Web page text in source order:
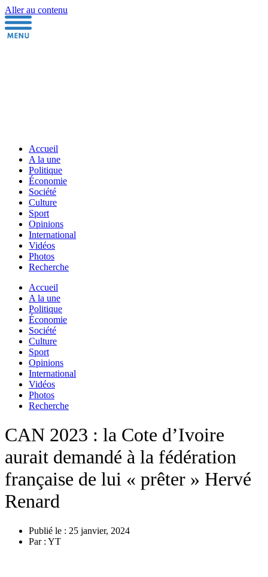
Aller au contenu
Accueil
A la une
Politique
Économie
Société
Culture
Sport
Opinions
International
Vidéos
Photos
Recherche
Accueil
A la une
Politique
Économie
Société
Culture
Sport
Opinions
International
Vidéos
Photos
Recherche
CAN 2023 : la Cote d’Ivoire
aurait demandé à la fédération
française de lui « prêter » Hervé
Renard
Publié le : 25 janvier, 2024
Par : YT